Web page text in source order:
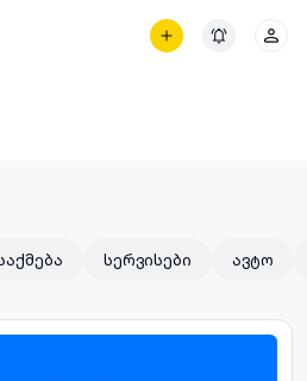
სერვისები ავტო